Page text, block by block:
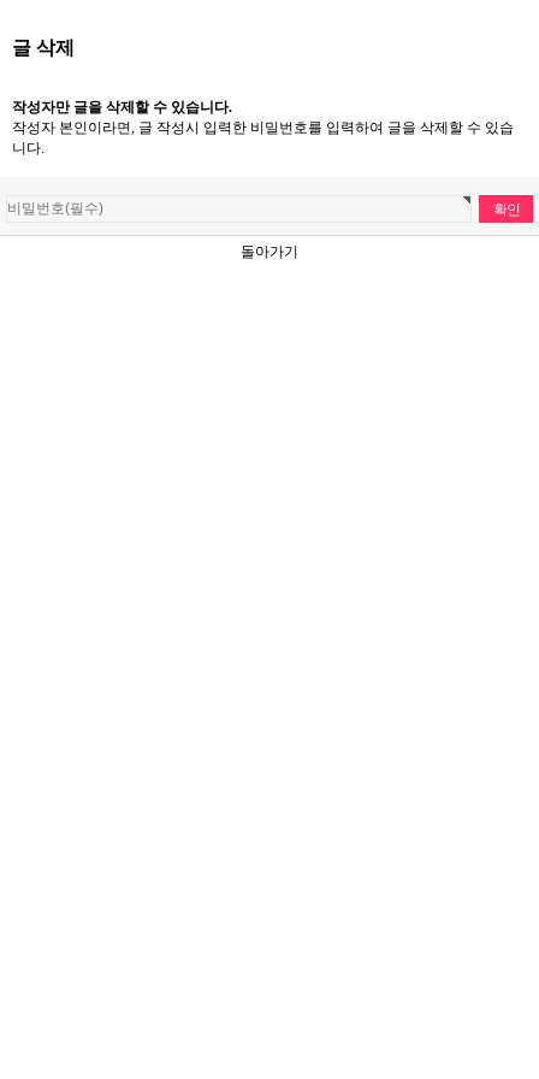
글 삭제
작성자만 글을 삭제할 수 있습니다.
작성자 본인이라면, 글 작성시 입력한 비밀번호를 입력하여 글을 삭제할 수 있습
니다.
돌아가기